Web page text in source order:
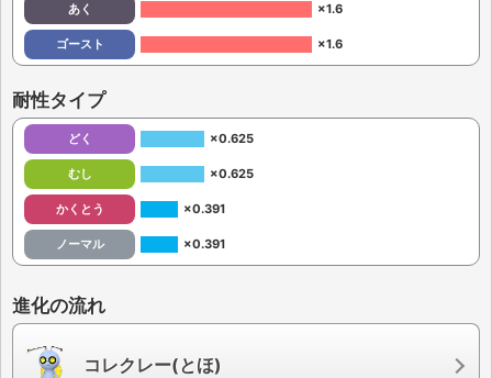
あく ×1.6
ゴースト ×1.6
耐性タイプ
どく ×0.625
むし ×0.625
かくとう ×0.391
ノーマル ×0.391
進化の流れ
コレクレー(とほ)